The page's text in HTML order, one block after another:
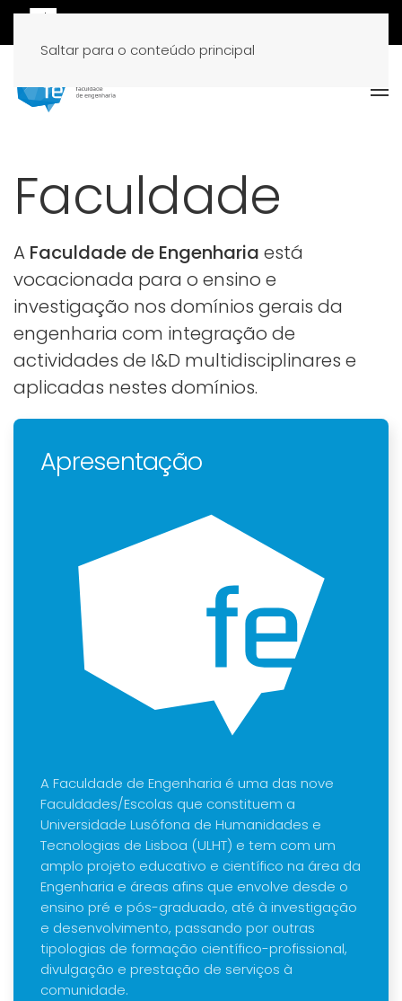
Saltar para o conteúdo principal
Faculdade
A Faculdade de Engenharia está
vocacionada para o ensino e
investigação nos domínios gerais da
engenharia com integração de
actividades de I&D multidisciplinares e
aplicadas nestes domínios.
Apresentação
A Faculdade de Engenharia é uma das nove
Faculdades/Escolas que constituem a
Universidade Lusófona de Humanidades e
Tecnologias de Lisboa (ULHT) e tem com um
amplo projeto educativo e científico na área da
Engenharia e áreas afins que envolve desde o
ensino pré e pós-graduado, até à investigação
e desenvolvimento, passando por outras
tipologias de formação científico-profissional,
divulgação e prestação de serviços à
comunidade.